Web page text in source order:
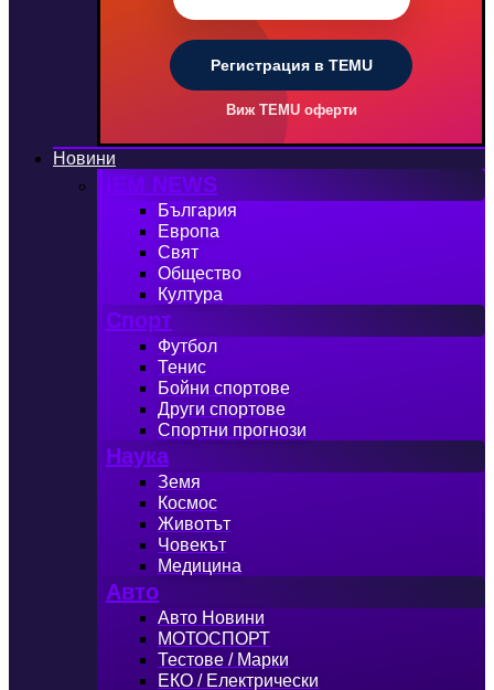
Регистрация в TEMU
Виж TEMU оферти
Новини
iEM NEWS
България
Европа
Свят
Общество
Култура
Спорт
Футбол
Тенис
Бойни спортове
Други спортове
Спортни прогнози
Наука
Земя
Космос
Животът
Човекът
Медицина
Авто
Авто Новини
МОТОСПОРТ
Тестове / Марки
ЕКО / Електрически